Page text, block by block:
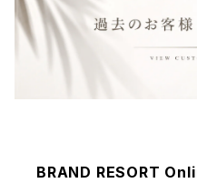
ウェア
BRAND RESORT